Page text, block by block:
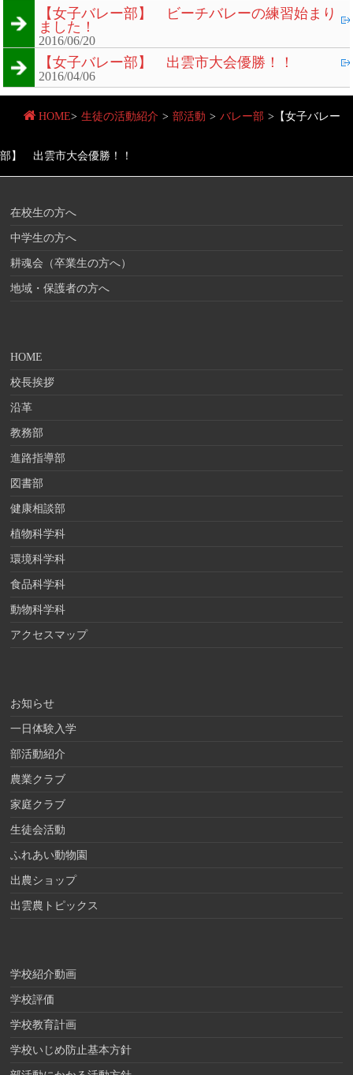
【女子バレー部】 ビーチバレーの練習始まり
ました！
2016/06/20
【女子バレー部】 出雲市大会優勝！！
2016/04/06
HOME> 生徒の活動紹介 > 部活動 > バレー部 > 【女子バレー
部】 出雲市大会優勝！！
在校生の方へ
中学生の方へ
耕魂会（卒業生の方へ）
地域・保護者の方へ
HOME
校長挨拶
沿革
教務部
進路指導部
図書部
健康相談部
植物科学科
環境科学科
食品科学科
動物科学科
アクセスマップ
お知らせ
一日体験入学
部活動紹介
農業クラブ
家庭クラブ
生徒会活動
ふれあい動物園
出農ショップ
出雲農トピックス
学校紹介動画
学校評価
学校教育計画
学校いじめ防止基本方針